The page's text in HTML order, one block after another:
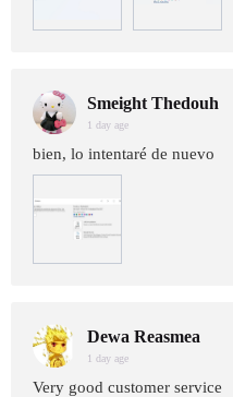
Smeight Thedouh
1 day age
bien, lo intentaré de nuevo
Dewa Reasmea
1 day age
Very good customer service